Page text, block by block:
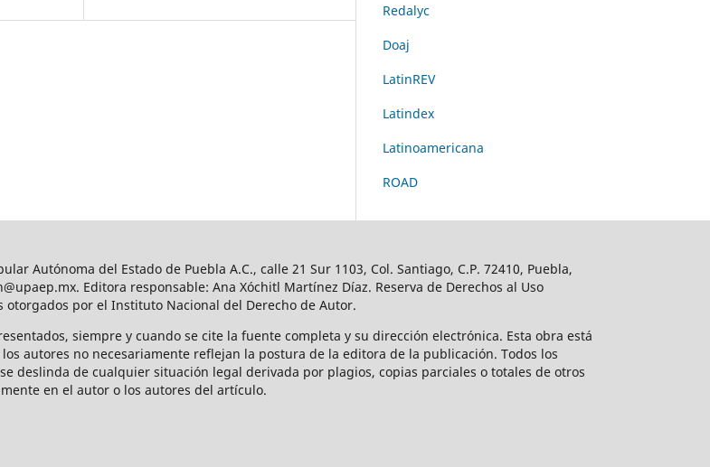
Redalyc
Doaj
LatinREV
Latindex
Latinoamericana
ROAD
Autónoma del Estado de Puebla A.C., calle 21 Sur 1103, Col. Santiago, C.P. 72410, Puebla,
Editora responsable: Ana Xóchitl Martínez Díaz. Reserva de Derechos al Uso
otorgados por el Instituto Nacional del Derecho de Autor.
siempre y cuando se cite la fuente completa y su dirección electrónica. Esta obra está
autores no necesariamente reflejan la postura de la editora de la publicación. Todos los
deslinda de cualquier situación legal derivada por plagios, copias parciales o totales de otros
en el autor o los autores del artículo.